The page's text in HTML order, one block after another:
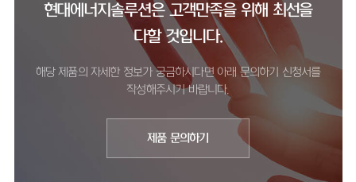
현대에너지솔루션은 고객만족을 위해 최선을
다할 것입니다.
해당 제품의 자세한 정보가 궁금하시다면 아래 문의하기 신청서를
작성해주시기 바랍니다.
제품 문의하기